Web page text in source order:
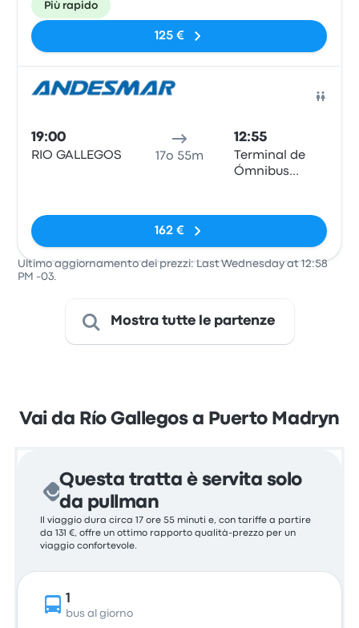
Più rapido
125 €
19:00
RIO GALLEGOS 17o 55m
12:55
Terminal de
Ómnibus
162 €
Ultimo aggiornamento dei prezzi: Last Wednesday at 12:58
PM -03.
Mostra tutte le partenze
Vai da Río Gallegos a Puerto Madryn
Questa tratta è servita solo
da pullman
Il viaggio dura circa 17 ore 55 minuti e, con tariffe a partire
da 131 €, offre un ottimo rapporto qualità-prezzo per un
viaggio confortevole.
1
bus al giorno